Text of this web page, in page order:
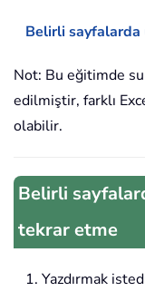
Belirli sayfalarda
Not: Bu eğitimde
edilmiştir, farklı
olabilir.
Belirli
tekrar etme
1. Yazdırmak